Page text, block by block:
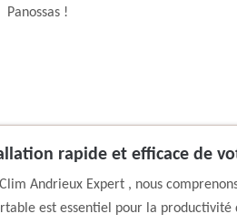
Panossas !
rapide et efficace de
Andrieux Expert , nous
est essentiel pour la productivité